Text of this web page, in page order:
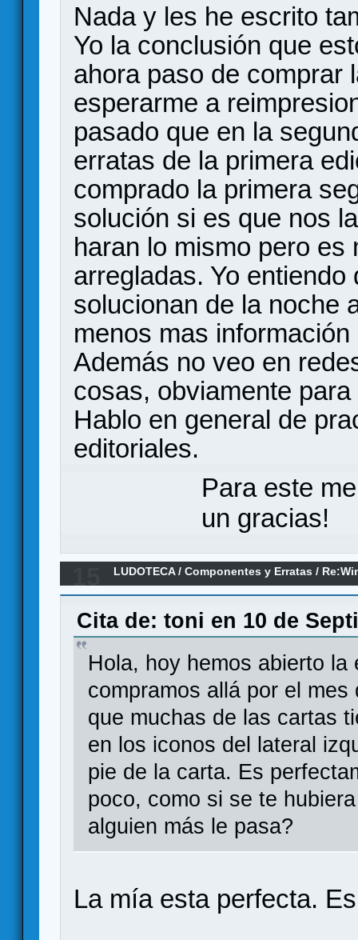
Nada y les he escrito
Yo la conclusión que
ahora paso de comprar
esperarme a
pasado que en la
erratas de la primera
comprado la primera
solución si es que nos
haran lo mismo pero es
arregladas. Yo
solucionan de la noche
menos mas
Además no veo en
cosas, obviamente
Hablo en general de
editoriales.
Para este
un gracias!
LUDOTECA/Componentes y Erratas /
Cita de: toni en 10 de
Hola, hoy hemos abierto
compramos allá por el
que muchas de las cartas
en los iconos del lateral
pie de la carta. Es
poco, como si se te
alguien más le pasa?
La mía esta perfecta.